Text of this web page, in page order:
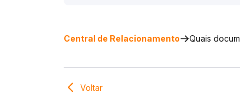
Central de Relacionamento Quais
Voltar